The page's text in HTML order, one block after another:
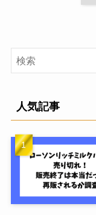
人気記事